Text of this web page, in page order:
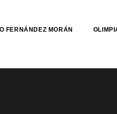
FERNÁNDEZ MORÁN